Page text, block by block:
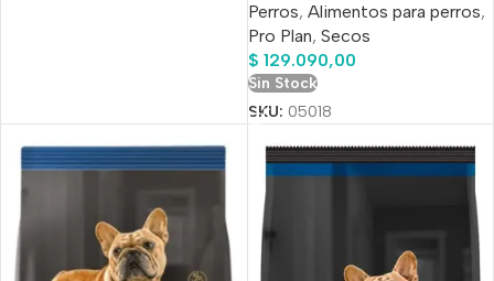
Raza Mediana Y Grande
Sabor Pollo Y Arroz En
Bolsa De 15 kg
Perros, Alimentos para perros,
Pro Plan, Secos
$ 129.090,00
Sin Stock
SKU: 05018